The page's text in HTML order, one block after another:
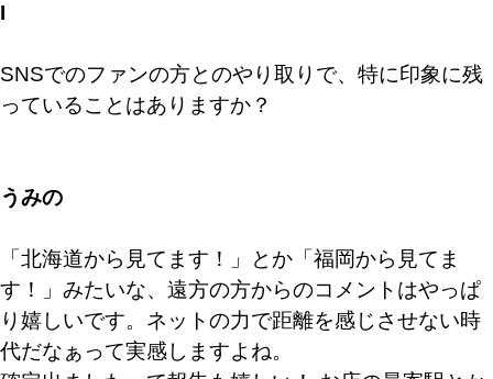
I
SNSでのファンの方とのやり取りで、特に印象に残
っていることはありますか？
うみの
「北海道から見てます！」とか「福岡から見てま
す！」みたいな、遠方の方からのコメントはやっぱ
り嬉しいです。ネットの力で距離を感じさせない時
代だなぁって実感しますよね。